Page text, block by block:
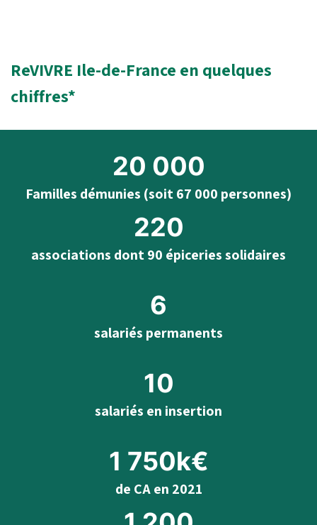
ReVIVRE Ile-de-France en quelques
chiffres*
20 000
Familles démunies (soit 67 000 personnes)
220
associations dont 90 épiceries solidaires
6
salariés permanents
10
salariés en insertion
1 750k€
de CA en 2021